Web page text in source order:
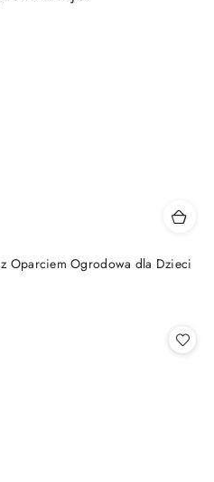
z Oparciem Ogrodowa dla Dzieci